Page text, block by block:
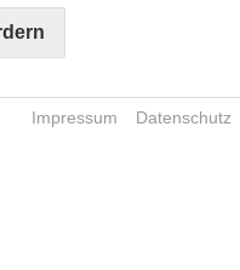
Impressum Datenschutz